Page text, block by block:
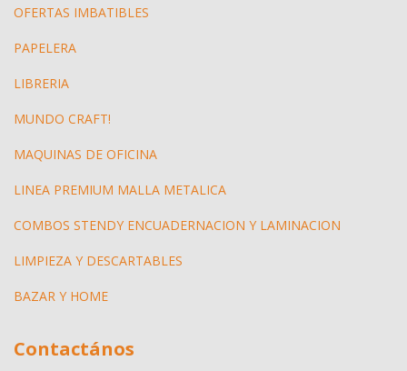
OFERTAS IMBATIBLES
PAPELERA
LIBRERIA
MUNDO CRAFT!
MAQUINAS DE OFICINA
LINEA PREMIUM MALLA METALICA
COMBOS STENDY ENCUADERNACION Y LAMINACION
LIMPIEZA Y DESCARTABLES
BAZAR Y HOME
Contactános